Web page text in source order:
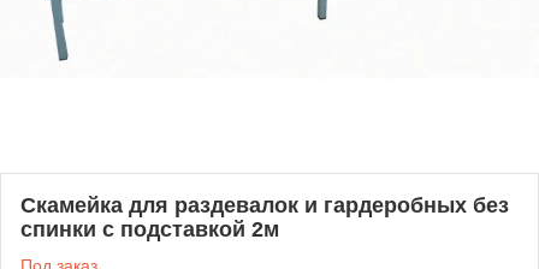
Скамейка для раздевалок и гардеробных без
спинки с подставкой 2м
Под заказ